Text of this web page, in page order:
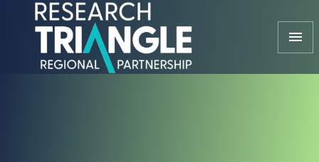
Przejdź do treści
menu